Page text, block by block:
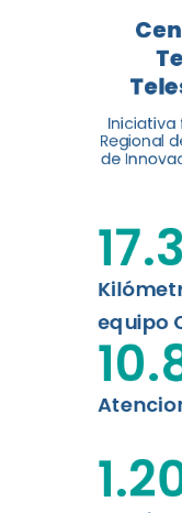
Medio
Iniciativa
Regional
de
equipo